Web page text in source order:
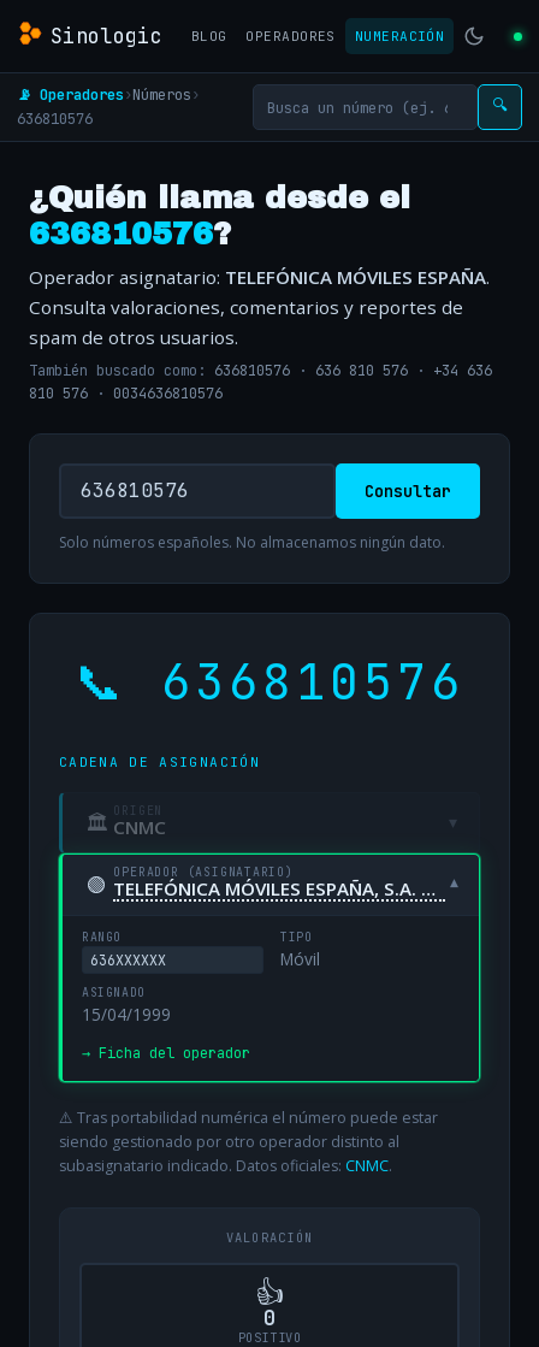
Sinologic BLOG OPERADORES NUMERACIÓN
📡 Operadores›Números›
636810576
🔍
¿Quién llama desde el
636810576?
Operador asignatario: TELEFÓNICA MÓVILES ESPAÑA.
Consulta valoraciones, comentarios y reportes de
spam de otros usuarios.
También buscado como: 636810576 · 636 810 576 · +34 636
810 576 · 0034636810576
Consultar
Solo números españoles. No almacenamos ningún dato.
📞 636810576
CADENA DE ASIGNACIÓN
🏛 ORIGEN
CNMC ▾
🟢 OPERADOR (ASIGNATARIO)
TELEFÓNICA MÓVILES ESPAÑA, S.A. UNIPERSONAL ▾
RANGO
636XXXXXX
TIPO
Móvil
ASIGNADO
15/04/1999
→ Ficha del operador
⚠️ Tras portabilidad numérica el número puede estar
siendo gestionado por otro operador distinto al
subasignatario indicado. Datos oficiales: CNMC.
VALORACIÓN
👍
0
POSITIVO